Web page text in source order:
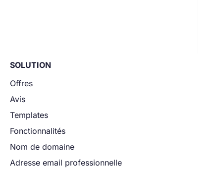
SOLUTION
Offres
Avis
Templates
Fonctionnalités
Nom de domaine
Adresse email professionnelle